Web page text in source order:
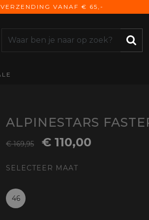
VANAF € 65,-
ALPINESTARS
€ 169,95 € 110,00
SELECTEER MAAT
46